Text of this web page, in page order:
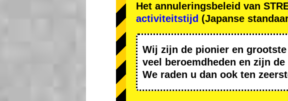
Het annuleringsbeleid van
activiteitstijd (Japanse
Wij zijn de pionier en
veel beroemdheden en zijn de
We raden u dan ook ten